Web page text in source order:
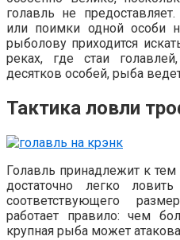
голавль не
или поимки одной особи
рыболову приходится
реках, где стаи
десятков особей, рыба
Тактика ловли
Голавль принадлежит к
достаточно легко
соответствующего
работает правило: чем
крупная рыба может